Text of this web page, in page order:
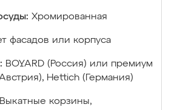
Хромированная
фасадов или корпуса
BOYARD (Россия) или премиум
Hettich (Германия)
Выкатные корзины,